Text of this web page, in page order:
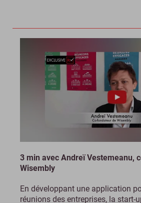
3 min avec Andreï Vestemeanu,
Wisembly
En développant une application
réunions des entreprises, la start-